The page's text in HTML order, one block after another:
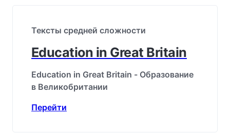
Тексты средней сложности
Education in Great Britain
Education in Great Britain - Образование
в Великобритании
Перейти